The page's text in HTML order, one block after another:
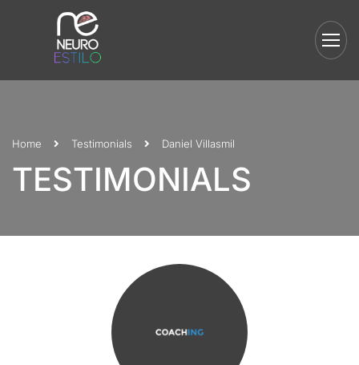
Home Testimonials Daniel Villasmil
TESTIMONIALS